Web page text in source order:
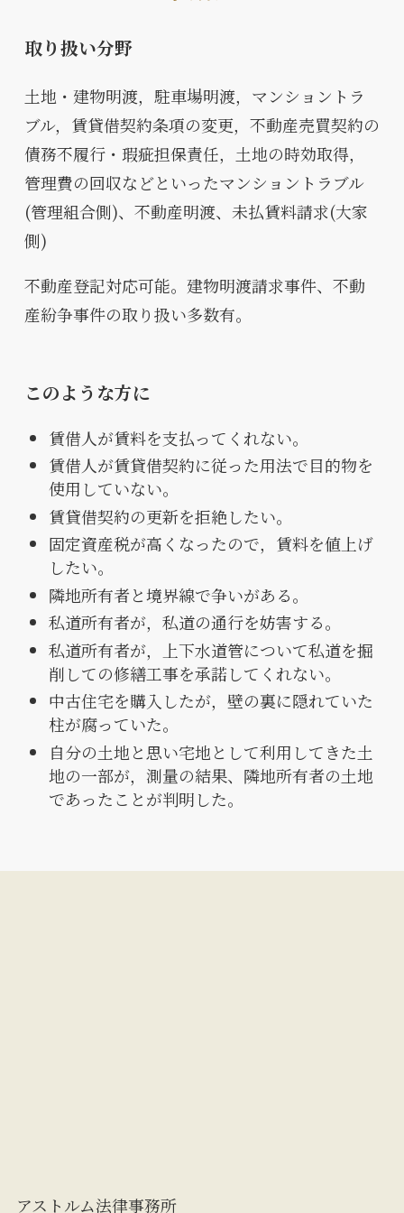
取り扱い分野
土地・建物明渡，駐車場明渡，マンショントラ
ブル，賃貸借契約条項の変更，不動産売買契約の
債務不履行・瑕疵担保責任，土地の時効取得，
管理費の回収などといったマンショントラブル
(管理組合側)、不動産明渡、未払賃料請求(大家
側)
不動産登記対応可能。建物明渡請求事件、不動
産紛争事件の取り扱い多数有。
このような方に
賃借人が賃料を支払ってくれない。
賃借人が賃貸借契約に従った用法で目的物を
使用していない。
賃貸借契約の更新を拒絶したい。
固定資産税が高くなったので，賃料を値上げ
したい。
隣地所有者と境界線で争いがある。
私道所有者が，私道の通行を妨害する。
私道所有者が，上下水道管について私道を掘
削しての修繕工事を承諾してくれない。
中古住宅を購入したが，壁の裏に隠れていた
柱が腐っていた。
自分の土地と思い宅地として利用してきた土
地の一部が，測量の結果、隣地所有者の土地
であったことが判明した。
アストルム法律事務所